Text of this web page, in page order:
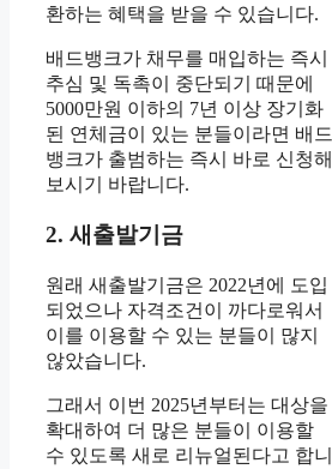
환하는 혜택을 받을 수 있습니다.
배드뱅크가 채무를 매입하는 즉시
추심 및 독촉이 중단되기 때문에
5000만원 이하의 7년 이상 장기화
된 연체금이 있는 분들이라면 배드
뱅크가 출범하는 즉시 바로 신청해
보시기 바랍니다.
2. 새출발기금
원래 새출발기금은 2022년에 도입
되었으나 자격조건이 까다로워서
이를 이용할 수 있는 분들이 많지
않았습니다.
그래서 이번 2025년부터는 대상을
확대하여 더 많은 분들이 이용할
수 있도록 새로 리뉴얼된다고 합니